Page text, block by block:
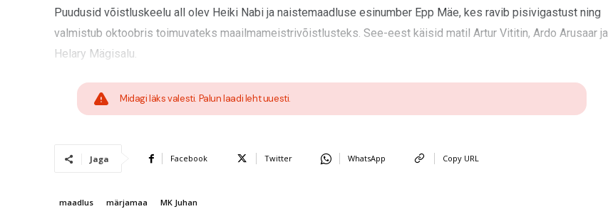
Puudusid võistluskeelu all olev Heiki Nabi ja naistemaadluse esinumber Epp Mäe, kes ravib pisivigastust ning
valmistub oktoobris toimuvateks maailmameistrivõistlusteks. See-eest käisid matil Artur Vititin, Ardo Arusaar ja
Helary Mägisalu.
Midagi läks valesti. Palun laadi leht uuesti.
Jaga Facebook Twitter WhatsApp Copy URL
maadlus märjamaa MK Juhan